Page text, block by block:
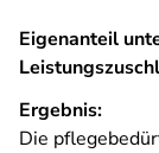
Eigenanteil
Ergebnis:
Die